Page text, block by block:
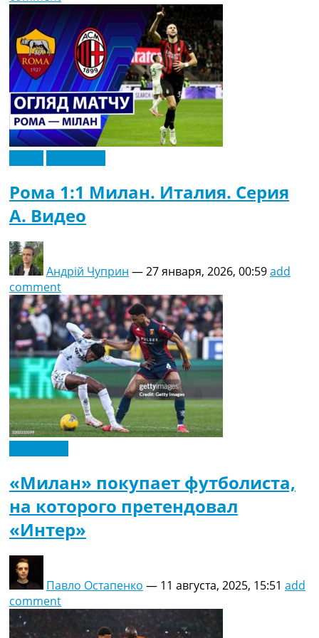
Рома 1:1 Милан. Италия. Серия
A. Видео
Андрій Чуприн —27 января, 2026, 00:59add
comment
«Милан» покупает футболиста,
на которого претендовал
«Интер»
Павло Остапенко — 11 августа, 2025, 15:51 add
comment